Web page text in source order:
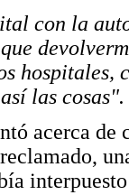
con la
las cosas".
acerca de